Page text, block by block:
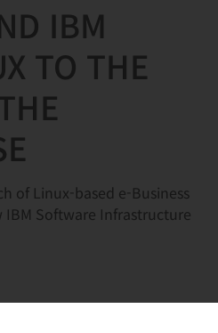
IBM
TO THE
of Linux-based e-Business
Software Infrastructure